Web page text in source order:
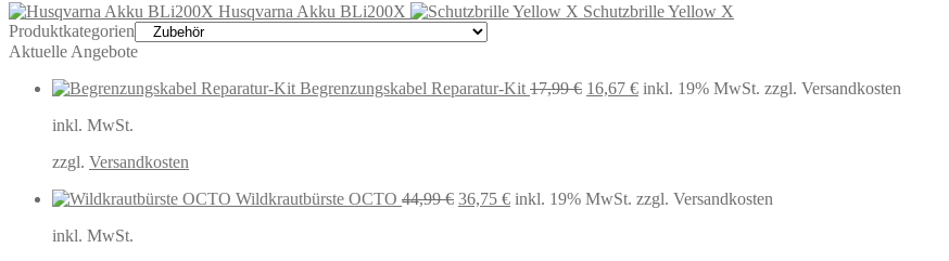
war:
66,15 €
ist:
Husqvarna Akku BLi200X
Schutzbrille Yellow X
Produktkategorien
Aktuelle Angebote
Begrenzungskabel Reparatur-Kit 17,99€ Ursprünglicher
16,67 €Aktueller
inkl. 19% MwSt. zzgl. Versandkosten
inkl. MwSt.
zzgl. Versandkosten
Wildkrautbürste OCTO 44,99€ Ursprünglicher
36,75 €Aktueller
inkl. 19% MwSt. zzgl. Versandkosten
inkl. MwSt.